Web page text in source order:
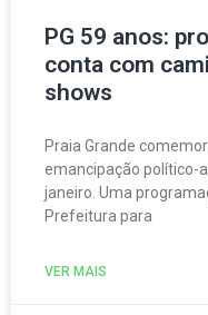
PG 59 anos:
conta com
shows
Praia Grande
emancipação político-
janeiro. Uma
Prefeitura para
VER MAIS